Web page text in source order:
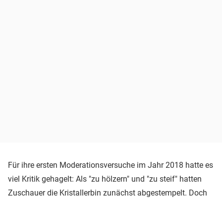
Für ihre ersten Moderationsversuche im Jahr 2018 hatte es
viel Kritik gehagelt: Als "zu hölzern" und "zu steif" hatten
Zuschauer die Kristallerbin zunächst abgestempelt. Doch